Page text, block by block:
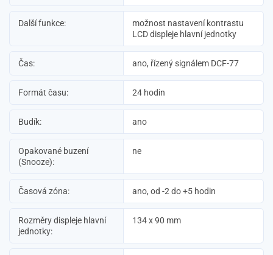
Další funkce:
možnost nastavení kontrastu
LCD displeje hlavní jednotky
Čas: ano, řízený signálem DCF-77
Formát času: 24 hodin
Budík: ano
Opakované buzení
(Snooze):
ne
Časová zóna: ano, od -2 do +5 hodin
Rozměry displeje hlavní
jednotky:
134 x 90 mm